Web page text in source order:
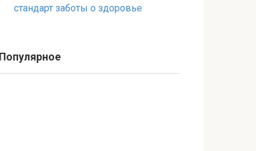
стандарт заботы о здоровье
Популярное